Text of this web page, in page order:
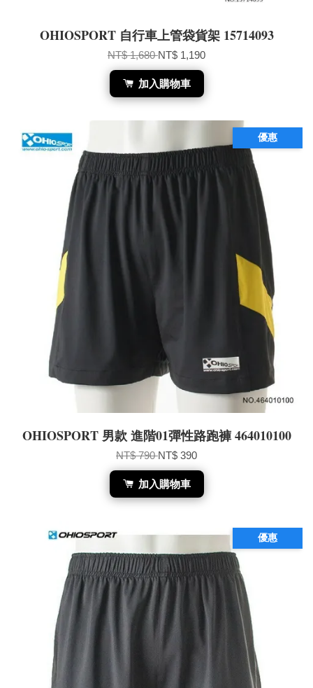
OHIOSPORT 自行車上管袋貨架 15714093
NT$ 1,680NT$ 1,190
加入購物車
優惠
OHIOSPORT 男款 進階01彈性路跑褲 464010100
NT$ 790NT$ 390
加入購物車
優惠